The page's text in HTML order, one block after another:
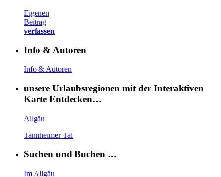
Eigenen
Beitrag
verfassen
Info & Autoren
Info & Autoren
unsere Urlaubsregionen mit der Interaktiven
Karte Entdecken…
Allgäu
Tannheimer Tal
Suchen und Buchen …
Im Allgäu